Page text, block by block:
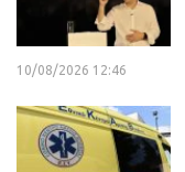
10/08/2026 12:46